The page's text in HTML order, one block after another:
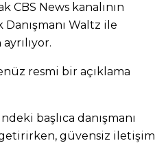
CBS News kanalının
Waltz ile
resmi bir açıklama
başlıca danışmanı
güvensiz iletişim